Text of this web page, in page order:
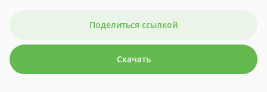
Поделиться ссылкой
Скачать